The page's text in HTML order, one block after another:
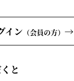
イン （会員の方） →
と